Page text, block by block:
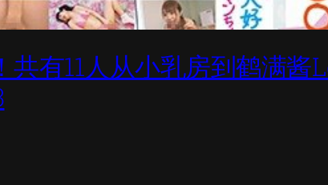
共有11人从小乳房到鹤满